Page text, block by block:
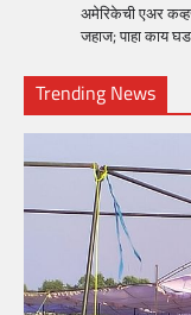
अमेरिकेची एअर
जहाज; पाहा काय
Trending News